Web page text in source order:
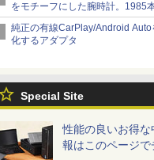
をモチーフにした腕時計。1985
純正の有線CarPlay/Android Auto
化するアダプタ
Special Site
性能の良いお得な
報はこのページで